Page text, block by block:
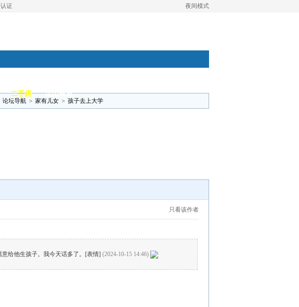
夜间模式
证
二手房 昆山视窗
论坛导航 > 家有儿女 > 孩子去上大学
只看该作者
给他生孩子。我今天话多了。[表情] (2024-10-15 14:46)